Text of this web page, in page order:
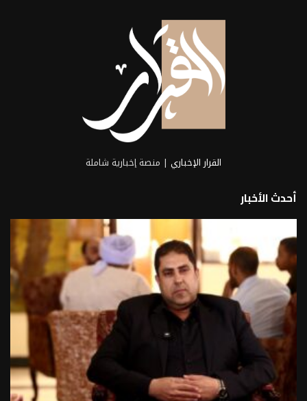
القرار الإخباري | منصة إخبارية شاملة
أحدث الأخبار